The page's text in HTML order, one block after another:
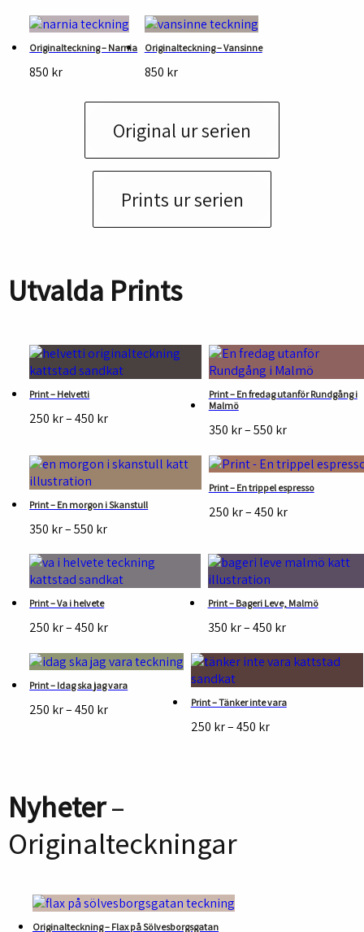
Originalteckning – Narnia
850 kr
Originalteckning – Vansinne
850 kr
Original ur serien
Prints ur serien
Utvalda Prints
Print – Helvetti
250 kr– 450 krPrisintervall:
till
450 kr
Print – En fredag utanför Rundgång i
Malmö
350 kr–550 krPrisintervall:
till
Print – En morgon i Skanstull
350 kr– 550 krPrisintervall:
till
550 kr
Print – En trippel espresso
250 kr–450 krPrisintervall:
450 kr
Print – Va i helvete
250 kr– 450 krPrisintervall:
till
Print – Bageri Leve, Malmö
350 kr–450 krPrisintervall:
till
Print – Idag ska jag vara
250 kr– 450 krPrisintervall:
Print – Tänker inte vara
250 kr–450 krPrisintervall:
Nyheter–
Originalteckningar
Originalteckning – Flax på Sölvesborgsgatan